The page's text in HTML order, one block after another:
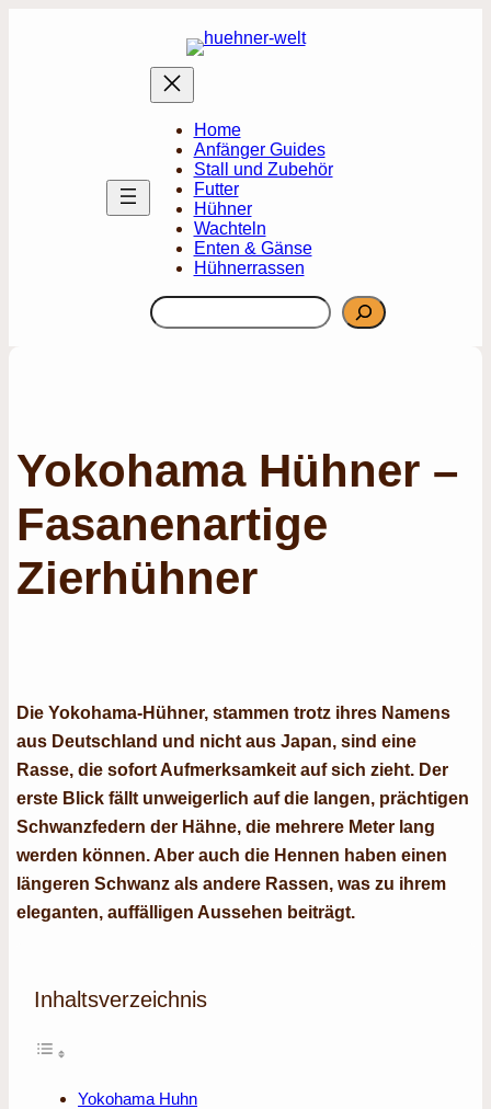
Home
Anfänger Guides
Stall und Zubehör
Futter
Hühner
Wachteln
Enten & Gänse
Hühnerrassen
Suchen
Yokohama Hühner –
Fasanenartige
Zierhühner
Die Yokohama-Hühner, stammen trotz ihres Namens
aus Deutschland und nicht aus Japan, sind eine
Rasse, die sofort Aufmerksamkeit auf sich zieht. Der
erste Blick fällt unweigerlich auf die langen, prächtigen
Schwanzfedern der Hähne, die mehrere Meter lang
werden können. Aber auch die Hennen haben einen
längeren Schwanz als andere Rassen, was zu ihrem
eleganten, auffälligen Aussehen beiträgt.
Inhaltsverzeichnis
Yokohama Huhn